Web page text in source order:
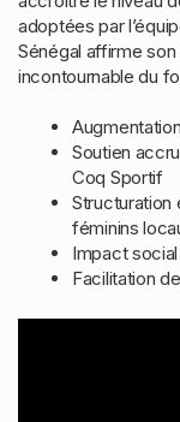
adoptées par
Sénégal affirme
incontournable du
Soutien
Coq Sportif
Structuration
féminins
Impact
Facilitation